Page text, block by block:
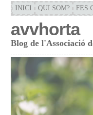
INICI QUI SOM? FES
avvhorta
Blog de l'Associació